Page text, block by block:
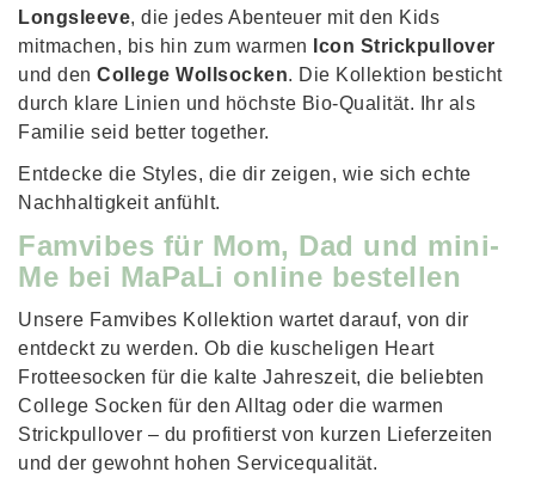
Longsleeve, die jedes Abenteuer mit den Kids
mitmachen, bis hin zum warmen
Icon Strickpullover
und den College Wollsocken. Die Kollektion besticht
durch klare Linien und höchste Bio-Qualität. Ihr als
Familie seid better together.
Entdecke die Styles, die dir zeigen, wie sich echte
Nachhaltigkeit anfühlt.
Famvibes für Mom, Dad und mini-
Me bei MaPaLi online bestellen
Unsere Famvibes Kollektion wartet darauf, von dir
entdeckt zu werden. Ob die kuscheligen Heart
Frotteesocken für die kalte Jahreszeit, die beliebten
College Socken für den Alltag oder die warmen
Strickpullover – du profitierst von kurzen Lieferzeiten
und der gewohnt hohen Servicequalität.